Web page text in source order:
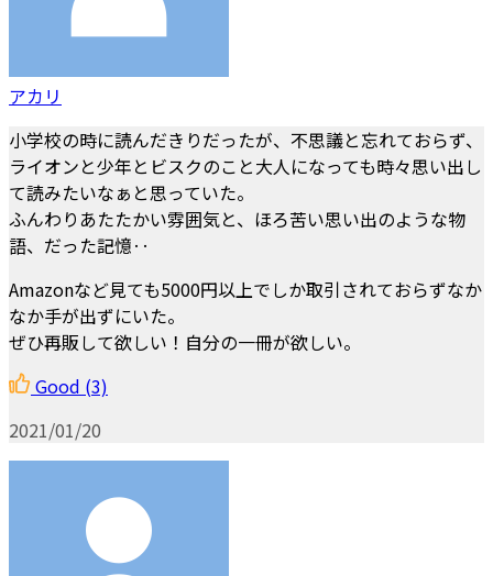
アカリ
小学校の時に読んだきりだったが、不思議と忘れておらず、
ライオンと少年とビスクのこと大人になっても時々思い出し
て読みたいなぁと思っていた。
ふんわりあたたかい雰囲気と、ほろ苦い思い出のような物
語、だった記憶‥
Amazonなど見ても5000円以上でしか取引されておらずなか
なか手が出ずにいた。
ぜひ再販して欲しい！自分の一冊が欲しい。
Good (3)
2021/01/20